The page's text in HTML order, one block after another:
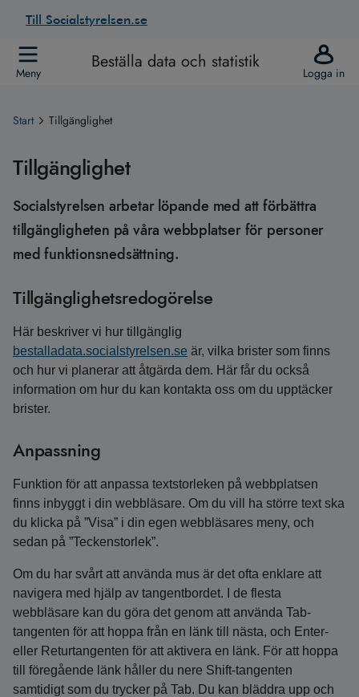
Till Socialstyrelsen.se
Meny Beställa data och statistik Logga in
Start Tillgänglighet
Tillgänglighet
Socialstyrelsen arbetar löpande med att förbättra
tillgängligheten på våra webbplatser för personer
med funktionsnedsättning.
Tillgänglighetsredogörelse
Här beskriver vi hur tillgänglig
bestalladata.socialstyrelsen.se är, vilka brister som finns
och hur vi planerar att åtgärda dem. Här får du också
information om hur du kan kontakta oss om du upptäcker
brister.
Anpassning
Funktion för att anpassa textstorleken på webbplatsen
finns inbyggt i din webbläsare. Om du vill ha större text ska
du klicka på ”Visa” i din egen webbläsares meny, och
sedan på ”Teckenstorlek”.
Om du har svårt att använda mus är det ofta enklare att
navigera med hjälp av tangentbordet. I de flesta
webbläsare kan du göra det genom att använda Tab-
tangenten för att hoppa från en länk till nästa, och Enter-
eller Returtangenten för att aktivera en länk. För att hoppa
till föregående länk håller du nere Shift-tangenten
samtidigt som du trycker på Tab. Du kan bläddra upp och